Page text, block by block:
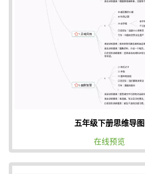
五年级下册思维导图
在线预览